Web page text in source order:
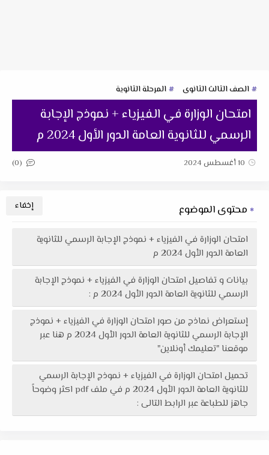
الصف الثالث الثانوى المرحلة الثانوية
امتحان الوزارة في الفيزياء + نموذج الإجابة
الرسمي للثانوية العامة الدور الأول 2024 م
10 أغسطس 2024 (0)
محتوى الموضوع
امتحان الوزارة في الفيزياء + نموذج الإجابة الرسمي للثانوية
العامة الدور الأول 2024 م
بيانات و تفاصيل امتحان الوزارة في الفيزياء + نموذج الإجابة
الرسمي للثانوية العامة الدور الأول 2024 م :
إستعراض نماذج من صور امتحان الوزارة في الفيزياء + نموذج
الإجابة الرسمي للثانوية العامة الدور الأول 2024 م هنا عبر
موقعنا "تعليمك أونلاين"
تحميل امتحان الوزارة في الفيزياء + نموذج الإجابة الرسمي
للثانوية العامة الدور الأول 2024 م في ملف pdf اكثر وضوحاً
جاهز للطباعة عبر الرابط التالى :